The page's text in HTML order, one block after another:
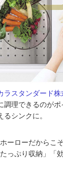
ラスタンダード
調理できるのが
シンクに。
ーローだからこ
っぷり収納」「